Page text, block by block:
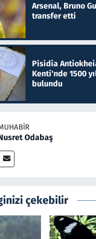
Arsenal, Bruno
transfer etti
Pisidia
Kenti'nde 1500
bulundu
Odabaş
çekebilir